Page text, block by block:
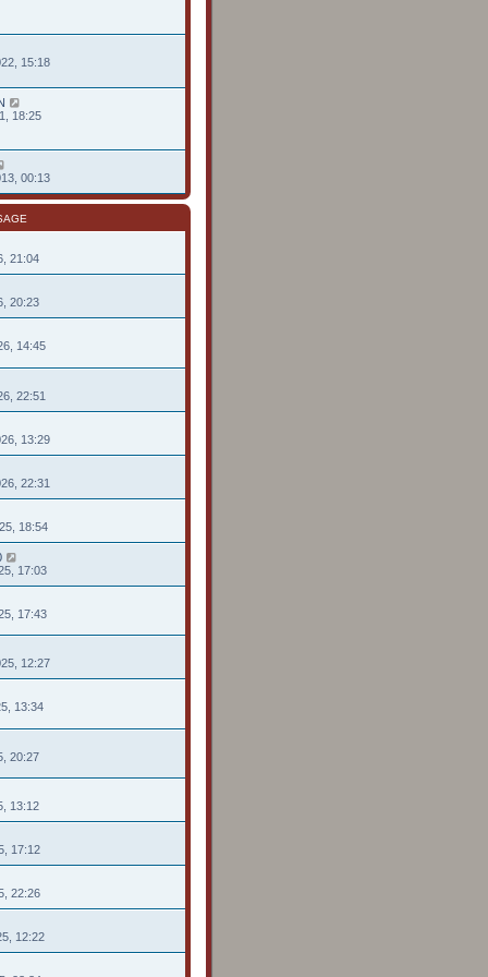
15:18
18:25
00:13
21:04
20:23
14:45
22:51
13:29
22:31
18:54
17:03
17:43
12:27
13:34
20:27
13:12
17:12
22:26
12:22